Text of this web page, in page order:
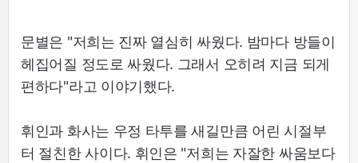
문별은 "저희는 진짜 열심히 싸웠다. 밤마다 방들이
헤집어질 정도로 싸웠다. 그래서 오히려 지금 되게
편하다"라고 이야기했다.
휘인과 화사는 우정 타투를 새길만큼 어린 시절부
터 절친한 사이다. 휘인은 "저희는 자잘한 싸움보다